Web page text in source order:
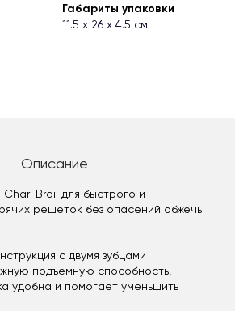
Габариты упаковки
11.5 х 26 х 4.5 см
Описание
Char-Broil для быстрого и
решеток без опасений обжечь
с двумя зубцами
подъемную способность,
удобна и помогает уменьшить